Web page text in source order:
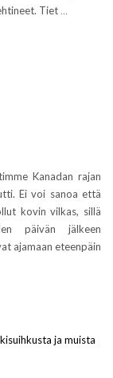
Tiet …
Kanadan rajan
Ei voi sanoa että
kovin vilkas, sillä
päivän jälkeen
ajamaan eteenpäin